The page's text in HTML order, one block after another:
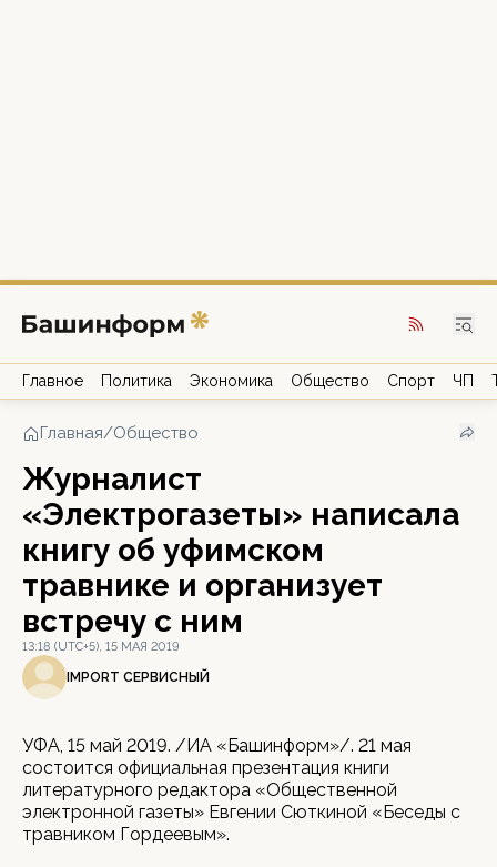
Главное Политика Экономика Общество Спорт ЧП
Главная/Общество
Журналист
«Электрогазеты» написала
книгу об уфимском
травнике и организует
встречу с ним
13:18 (UTC+5), 15 МАЯ 2019
IMPORT СЕРВИСНЫЙ
УФА, 15 май 2019. /ИА «Башинформ»/. 21 мая
состоится официальная презентация книги
литературного редактора «Общественной
электронной газеты» Евгении Сюткиной «Беседы с
травником Гордеевым».